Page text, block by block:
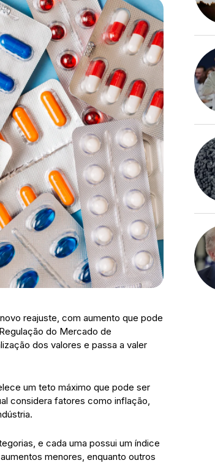
reajuste, com aumento que pode
do Mercado de
dos valores e passa a valer
um teto máximo que pode ser
considera fatores como inflação,
e cada uma possui um índice
menores, enquanto outros